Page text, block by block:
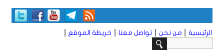
الرئيسية من نحن تواصل معنا خريطة الموقع